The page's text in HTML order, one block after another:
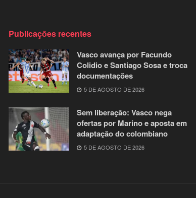
Publicações recentes
Vasco avança por Facundo
Colidio e Santiago Sosa e troca
documentações
5 DE AGOSTO DE 2026
Sem liberação: Vasco nega
ofertas por Marino e aposta em
adaptação do colombiano
5 DE AGOSTO DE 2026